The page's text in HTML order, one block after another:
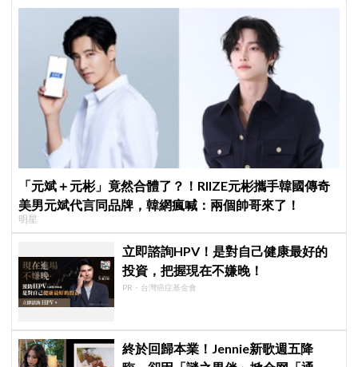
「元斌＋元彬」竟然合體了？！RIIZE元彬攜手韓國傳奇
美男元斌代言同品牌，韓網瘋喊：兩個帥哥來了！
明星
立即諮詢HPV！是對自己健康最好的
投資，把握現在不嫌晚！
PR・台灣癌症基金會
終於回歸本業！Jennie新歌週五降